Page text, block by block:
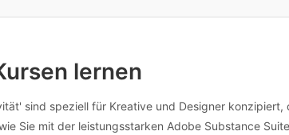
lernen
sind speziell für Kreative und Designer
Sie mit der leistungsstarken Adobe Substance